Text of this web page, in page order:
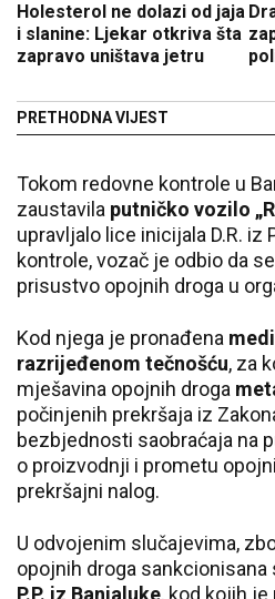
Holesterol ne dolazi od jaja
i slanine: Ljekar otkriva šta
zapravo uništava jetru
PRETHODNA VIJEST
Tokom redovne kontrole u
zaustavila putničko vozilo
upravljalo lice inicijala D.R. iz
kontrole, vozač je odbio da
prisustvo opojnih droga u
Kod njega je pronađena
razrijeđenom tečnošću, za
mješavina opojnih droga
počinjenih prekršaja iz
bezbjednosti saobraćaja na
o proizvodnji i prometu
prekršajni nalog.
U odvojenim slučajevima,
opojnih droga sankcionisana
P.P. iz Banjaluke, kod kojih